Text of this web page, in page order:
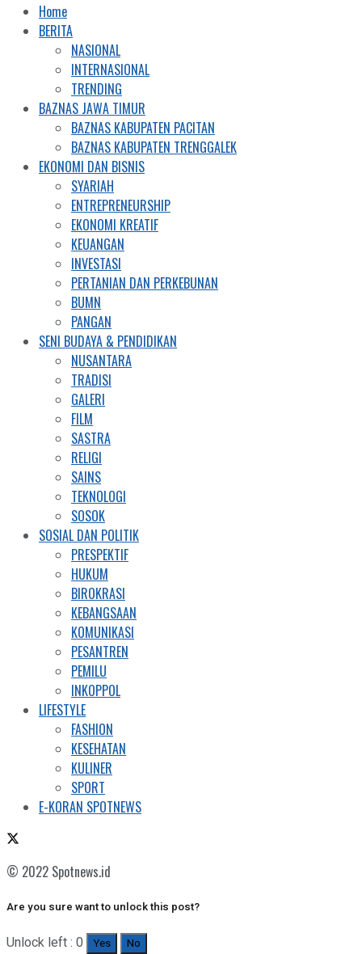
Home
BERITA
NASIONAL
INTERNASIONAL
TRENDING
BAZNAS JAWA TIMUR
BAZNAS KABUPATEN PACITAN
BAZNAS KABUPATEN TRENGGALEK
EKONOMI DAN BISNIS
SYARIAH
ENTREPRENEURSHIP
EKONOMI KREATIF
KEUANGAN
INVESTASI
PERTANIAN DAN PERKEBUNAN
BUMN
PANGAN
SENI BUDAYA & PENDIDIKAN
NUSANTARA
TRADISI
GALERI
FILM
SASTRA
RELIGI
SAINS
TEKNOLOGI
SOSOK
SOSIAL DAN POLITIK
PRESPEKTIF
HUKUM
BIROKRASI
KEBANGSAAN
KOMUNIKASI
PESANTREN
PEMILU
INKOPPOL
LIFESTYLE
FASHION
KESEHATAN
KULINER
SPORT
E-KORAN SPOTNEWS
© 2022 Spotnews.id
Are you sure want to unlock this post?
Unlock left : 0 Yes No